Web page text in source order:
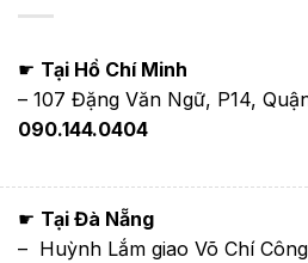
☛ Tại Hồ Chí Minh
– 107 Đặng Văn Ngữ, P14,
090.144.0404
☛ Tại Đà Nẵng
– Huỳnh Lắm giao Võ Chí